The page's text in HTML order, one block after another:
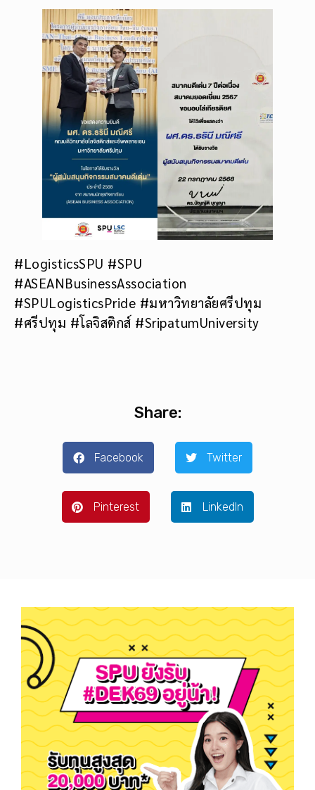
#LogisticsSPU #SPU
#ASEANBusinessAssociation
#SPULogisticsPride #มหาวิทยาลัยศรีปทุม
#ศรีปทุม #โลจิสติกส์ #SripatumUniversity
Share:
Facebook Twitter
Pinterest LinkedIn